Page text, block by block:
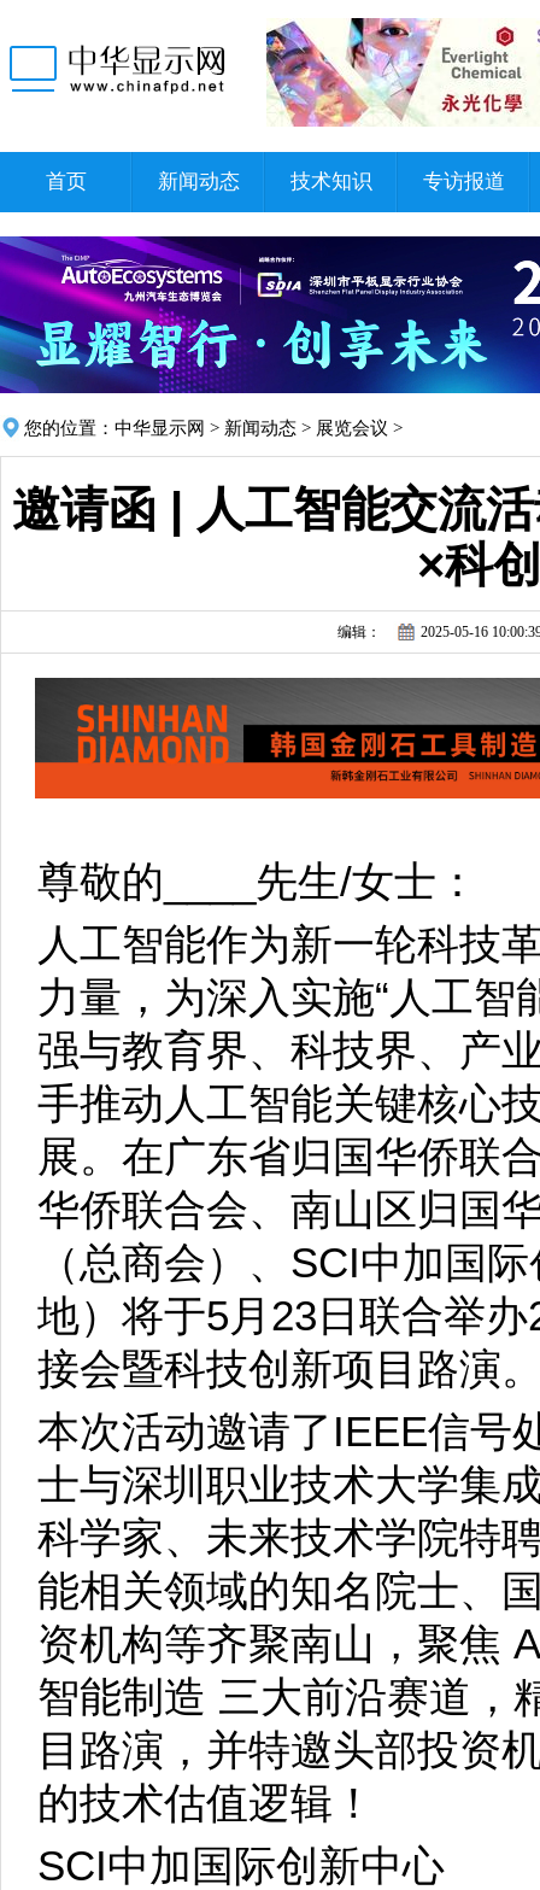
首页 新闻动态 技术知识 专访报道
您的位置： 中华显示网 > 新闻动态 > 展览会议 >
邀请函 | 人工智能交流
×科
编辑： 2025-05-16
尊敬的____先生/女士：
人工智能作为新一轮科技
力量，为深入实施“人工智
强与教育界、科技界、产
手推动人工智能关键核心
展。在广东省归国华侨联
华侨联合会、南山区归国
（总商会）、SCI中加国
地）将于5月23日联合举
接会暨科技创新项目路演
本次活动邀请了IEEE信号
士与深圳职业技术大学集
科学家、未来技术学院特
能相关领域的知名院士、
资机构等齐聚南山，聚焦
智能制造 三大前沿赛道，
目路演，并特邀头部投资
的技术估值逻辑！
SCI中加国际创新中心